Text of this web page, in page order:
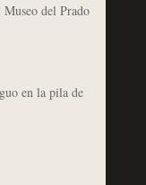
del Prado
en la pila de